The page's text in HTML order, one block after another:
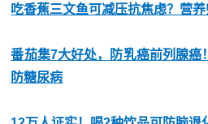
吃香蕉三文鱼可减压抗焦虑？营
番茄集7大好处，防乳癌前列腺癌
防糖尿病